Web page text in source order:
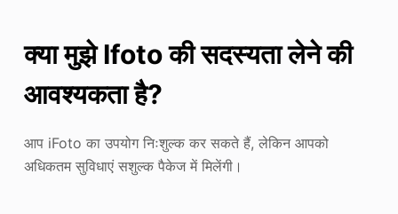
क्या मुझे Ifoto की सदस्यता लेने की
आवश्यकता है?
आप iFoto का उपयोग निःशुल्क कर सकते हैं, लेकिन आपको
अधिकतम सुविधाएं सशुल्क पैकेज में मिलेंगी।